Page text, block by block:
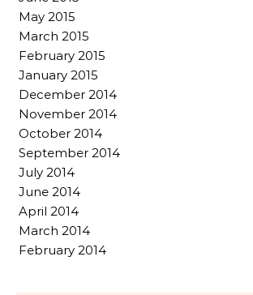
May 2015
March 2015
February 2015
January 2015
December 2014
November 2014
October 2014
September 2014
July 2014
June 2014
April 2014
March 2014
February 2014